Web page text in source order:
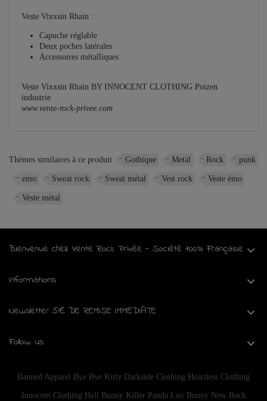
Veste Vixxsin Rhain :
Capuche réglable
Deux poches latérales
Accessoires métalliques
Veste Vixxsin Rhain BY INNOCENT CLOTHING Poizen
industrie
www.vente-rock-privee.com
Thèmes similaires à ce produit Gothique Metal Rock punk
emo Sweat rock Sweat métal Vest rock Veste émo
Veste métal
Bienvenue chez Vente Rock Privée - Société 100% Française
Informations
Newsletter 5€ DE REMISE IMMÉDIATE
Follow us
Banned Apparel Bye Bye Kitty Darkside Clothing Heartless Clothing
Innocent Clothing Hell Bunny Killer Panda Luv Bunny New Rock